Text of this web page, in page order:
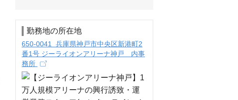
勤務地の所在地
650-0041 兵庫県神戸市中央区新港町2
番1号 ジーライオンアリーナ神戸 内事
務所